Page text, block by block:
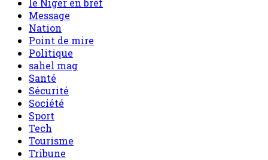
le Niger en bref
Message
Nation
Point de mire
Politique
sahel mag
Santé
Sécurité
Société
Sport
Tech
Tourisme
Tribune